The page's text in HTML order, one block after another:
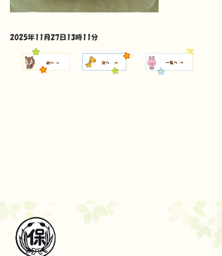
2025年11月27日13時11分